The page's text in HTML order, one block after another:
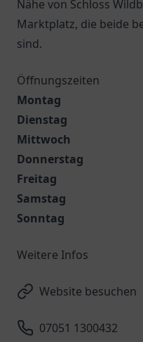
Nähe von Schloss
Marktplatz, die beide
sind.
Öffnungszeiten
Montag
Dienstag
Mittwoch
Donnerstag
Freitag
Samstag
Sonntag
Weitere Infos
Website besuchen
07051 1300432